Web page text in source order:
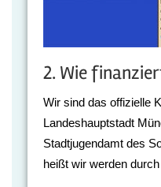
2. Wie
Wir sind das offizielle
Landeshauptstadt
Stadtjugendamt des
heißt wir werden